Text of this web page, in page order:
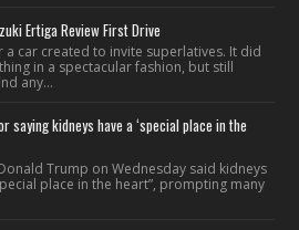
Ertiga Review First Drive
a car created to invite superlatives. It did
in a spectacular fashion, but still
any...
saying kidneys have a ‘special place in the
Trump on Wednesday said kidneys
place in the heart”, prompting many